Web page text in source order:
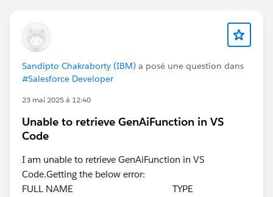
Sandipto Chakraborty (IBM) a posé une question dans
#Salesforce Developer
23 mai 2025 à 12:40
Unable to retrieve GenAiFunction in VS
Code
I am unable to retrieve GenAiFunction in VS
Code.Getting the below error:
FULL NAME TYPE